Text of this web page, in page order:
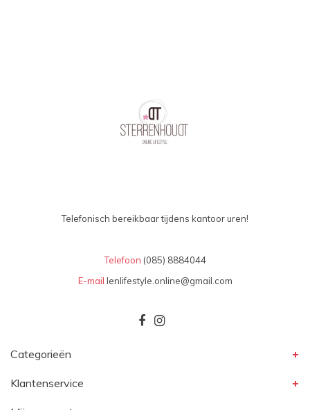
Telefonisch bereikbaar tijdens kantoor uren!
Telefoon (085) 8884044
E-mail lenlifestyle.online@gmail.com
Categorieën
Klantenservice